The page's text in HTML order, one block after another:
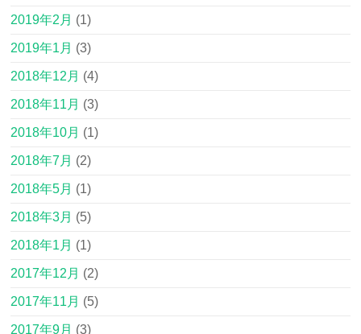
2019年2月 (1)
2019年1月 (3)
2018年12月 (4)
2018年11月 (3)
2018年10月 (1)
2018年7月 (2)
2018年5月 (1)
2018年3月 (5)
2018年1月 (1)
2017年12月 (2)
2017年11月 (5)
2017年9月 (3)